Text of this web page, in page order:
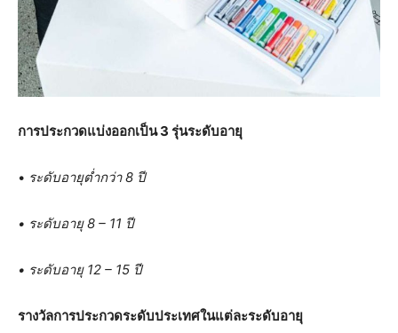
การประกวดแบ่งออกเป็น3 รุ่นระดับอายุ
• ระดับอายุต่ำกว่า 8 ปี
• ระดับอายุ 8 – 11 ปี
• ระดับอายุ 12 – 15 ปี
รางวัลการประกวดระดับประเทศในแต่ละระดับอายุ